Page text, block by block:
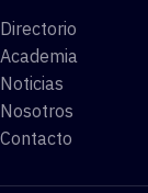
Directorio
Academia
Noticias
Nosotros
Contacto